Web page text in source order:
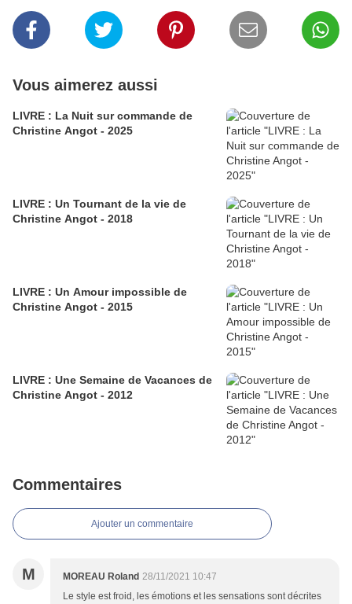
Vous aimerez aussi
LIVRE : La Nuit sur commande de
Christine Angot - 2025
LIVRE : Un Tournant de la vie de
Christine Angot - 2018
LIVRE : Un Amour impossible de
Christine Angot - 2015
LIVRE : Une Semaine de Vacances de
Christine Angot - 2012
Commentaires
Ajouter un commentaire
M MOREAU Roland 28/11/2021 10:47
Le style est froid, les émotions et les sensations sont décrites